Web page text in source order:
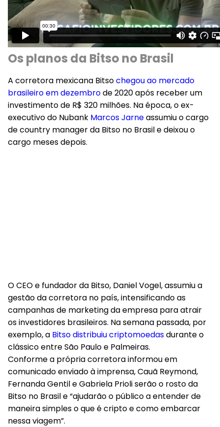
Os planos da Bitso no Brasil
A corretora mexicana Bitsochegou ao mercado
brasileiro em dezembrode 2020 após receber um
investimento de R$ 320 milhões. Na época, o ex-
executivo do Nubank Marcos Jarneassumiu o cargo
de country manager da Bitso no Brasil e deixou o
cargo meses depois.
O CEO e fundador da Bitso, Daniel Vogel, assumiu a
gestão da corretora no país, intensificando as
campanhas de marketing da empresa para atrair
os investidores brasileiros. Na semana passada, por
exemplo, a Bitso distribuiu criptomoedasdurante o
clássico entre São Paulo e Palmeiras.
Conforme a própria corretora informou em
comunicado enviado à imprensa, Cauã Reymond,
Fernanda Gentil e Gabriela Prioli serão o rosto da
Bitso no Brasil e “ajudarão o público a entender de
maneira simples o que é cripto e como embarcar
nessa viagem”.